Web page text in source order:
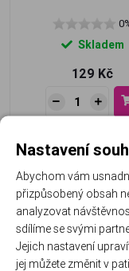
Skladem
129 Kč
Nastavení
Abychom vám
přizpůsobený obsah
analyzovat
sdílíme se svými
Jejich nastavení
jej můžete změnit v